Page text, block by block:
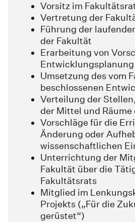
Vorsitz im
Vertretung der
Führung der
der Fakultät
Erarbeitung von
Umsetzung des vom
beschlossenen
Verteilung der
der Mittel und Räume
Vorschläge für die
Änderung oder
wissenschaftlichen
Unterrichtung der
Fakultät über die
Fakultätsrats
Mitglied im
Projekts („Für die
gerüstet“)